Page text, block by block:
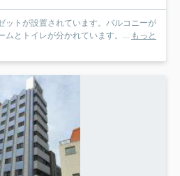
ットが設置されています。バルコニーが
とトイレが分かれています。...
もっと